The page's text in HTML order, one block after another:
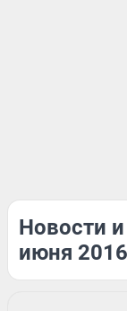
Новости
июня 2016